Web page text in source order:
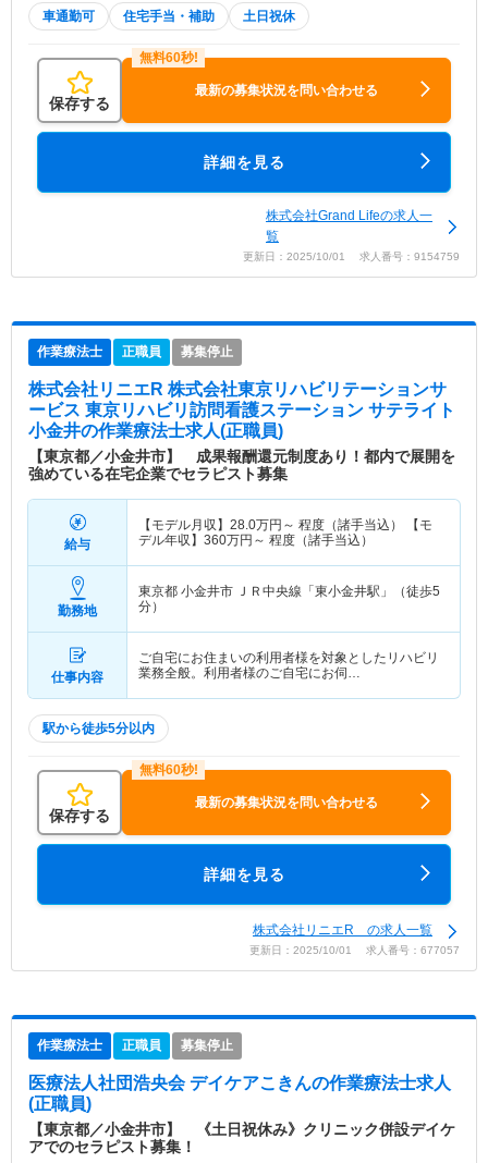
車通勤可 住宅手当・補助 土日祝休
保存する
最新の募集状況を問い合わせる
詳細を見る
株式会社Grand Lifeの求人一
覧
更新日：2025/10/01 求人番号：9154759
作業療法士 正職員 募集停止
株式会社リニエR 株式会社東京リハビリテーションサ
ービス 東京リハビリ訪問看護ステーション サテライト
小金井の作業療法士求人(正職員)
【東京都／小金井市】 成果報酬還元制度あり！都内で展開を
強めている在宅企業でセラピスト募集
給与
【モデル月収】 28.0万円～ 程度（諸手当込） 【モ
デル年収】 360万円～ 程度（諸手当込）
勤務地
東京都 小金井市 ＪＲ中央線「東小金井駅」（徒歩5
分）
仕事内容
ご自宅にお住まいの利用者様を対象としたリハビリ
業務全般。利用者様のご自宅にお伺…
駅から徒歩5分以内
保存する
最新の募集状況を問い合わせる
詳細を見る
株式会社リニエR の求人一覧
更新日：2025/10/01 求人番号：677057
作業療法士 正職員 募集停止
医療法人社団浩央会 デイケアこきんの作業療法士求人
(正職員)
【東京都／小金井市】 《土日祝休み》クリニック併設デイケ
アでのセラピスト募集！